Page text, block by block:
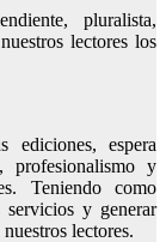
pluralista,
lectores los
ediciones, espera
profesionalismo y
Teniendo como
servicios y generar
lectores.